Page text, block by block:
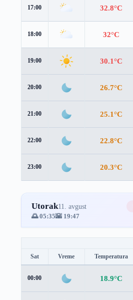
17:00 32.8°C
18:00 32°C
19:00 30.1°C
20:00 26.7°C
21:00 25.1°C
22:00 22.8°C
23:00 20.3°C
Utorak11. avgust
🌅 05:35🌇 19:47
Sat Vreme Temperatura
00:00 18.9°C